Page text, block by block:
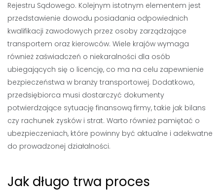
Rejestru Sądowego. Kolejnym istotnym elementem jest
przedstawienie dowodu posiadania odpowiednich
kwalifikacji zawodowych przez osoby zarządzające
transportem oraz kierowców. Wiele krajów wymaga
również zaświadczeń o niekaralności dla osób
ubiegających się o licencję, co ma na celu zapewnienie
bezpieczeństwa w branży transportowej. Dodatkowo,
przedsiębiorca musi dostarczyć dokumenty
potwierdzające sytuację finansową firmy, takie jak bilans
czy rachunek zysków i strat. Warto również pamiętać o
ubezpieczeniach, które powinny być aktualne i adekwatne
do prowadzonej działalności.
Jak długo trwa proces